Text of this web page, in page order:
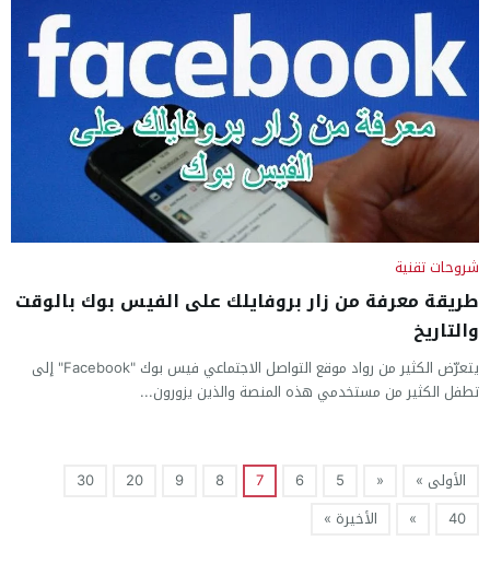
شروحات تقنية
طريقة معرفة من زار بروفايلك على الفيس بوك بالوقت
والتاريخ
يتعرّض الكثير من رواد موقع التواصل الاجتماعي فيس بوك "Facebook" إلى
تطفل الكثير من مستخدمي هذه المنصة والذين يزورون...
الأولى » «
5
6
7
8
9
20
30
40
» الأخيرة »